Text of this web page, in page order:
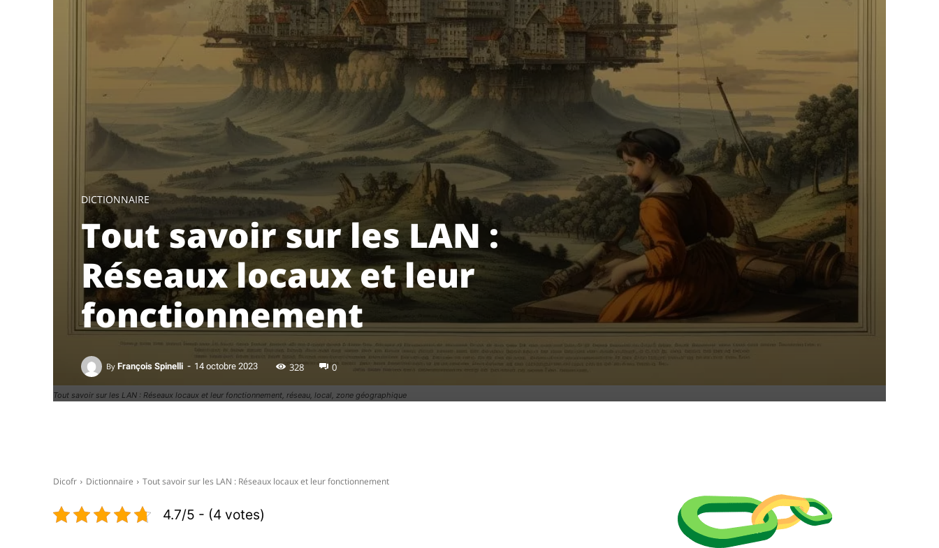
Tout savoir sur les LAN : Réseaux locaux et leur fonctionnement, réseau, local, zone géographique
DICTIONNAIRE
Tout savoir sur les LAN :
Réseaux locaux et leur
fonctionnement
By François Spinelli - 14 octobre 2023 328 0
Dicofr Dictionnaire Tout savoir sur les LAN : Réseaux locaux et leur fonctionnement
4.7/5 - (4 votes)